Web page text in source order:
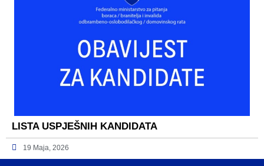
LISTA USPJEŠNIH KANDIDATA
19 Maja, 2026